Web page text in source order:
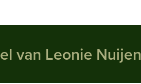
van Leonie Nuijen